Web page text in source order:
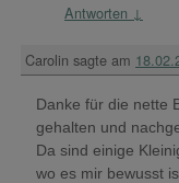
Antworten ↓
Carolin sagte am
Danke für die nette
gehalten und
Da sind einige
wo es mir bewusst